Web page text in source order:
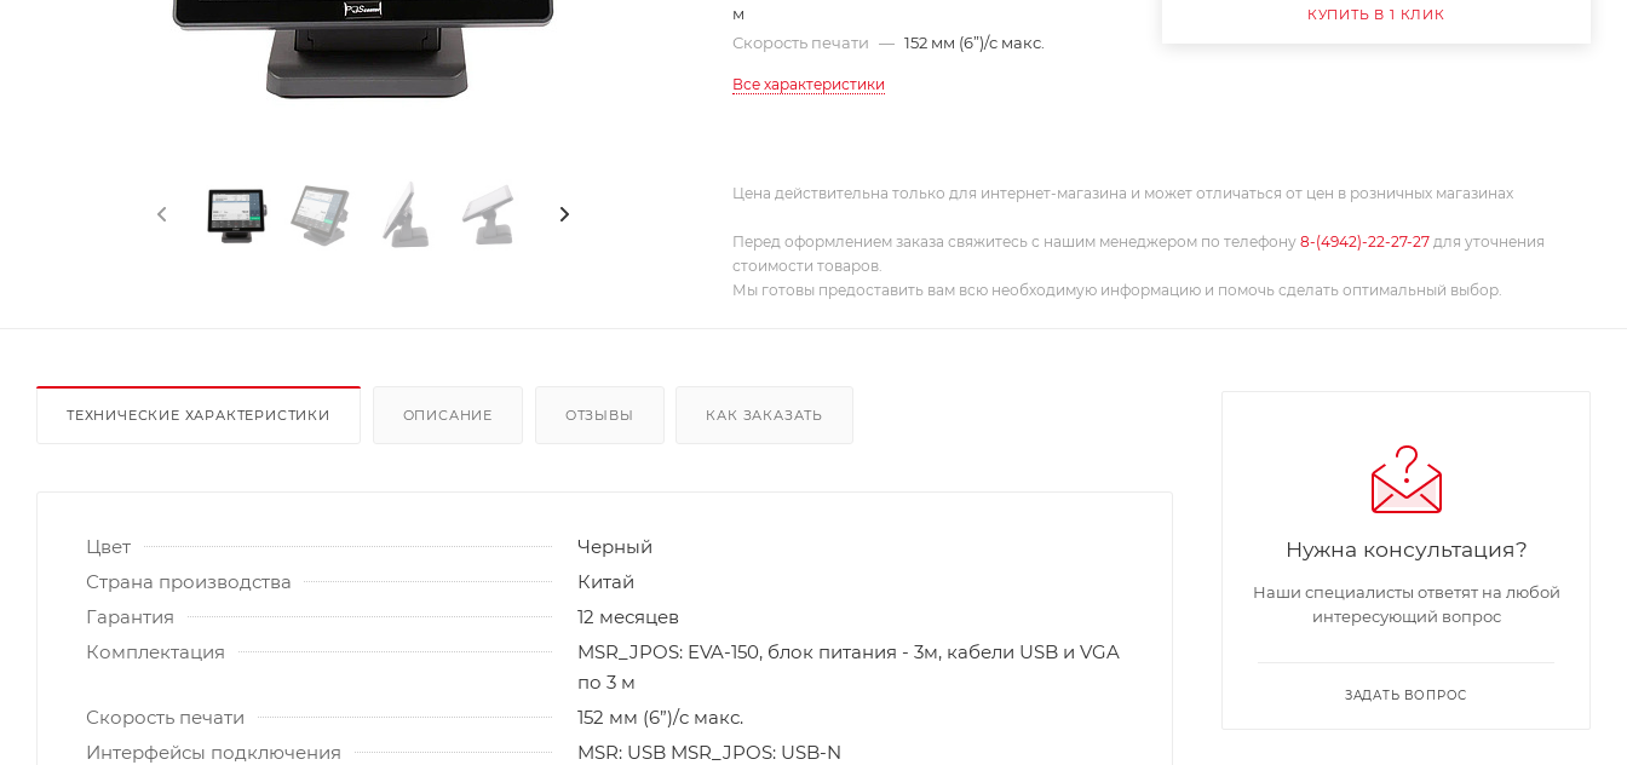
м
Скорость печати — 152 мм (6”)/c макс.
Все характеристики
КУПИТЬ В 1 КЛИК
Цена действительна только для интернет-магазина и может отличаться от цен в розничных магазинах
Перед оформлением заказа свяжитесь с нашим менеджером по телефону8-(4942)-22-27-27 для уточнения
стоимости товаров.
Мы готовы предоставить вам всю необходимую информацию и помочь сделать оптимальный выбор.
ТЕХНИЧЕСКИЕ ХАРАКТЕРИСТИКИ ОПИСАНИЕ ОТЗЫВЫ КАК ЗАКАЗАТЬ
Цвет
Черный
Страна производства
Китай
Гарантия
12 месяцев
Комплектация
MSR_JPOS: EVA-150, блок питания - 3м, кабели USB и VGA
по 3 м
Скорость печати
152 мм (6”)/c макс.
Интерфейсы подключения
MSR: USB MSR_JPOS: USB-N
Нужна консультация?
Наши специалисты ответят на любой
интересующий вопрос
ЗАДАТЬ ВОПРОС